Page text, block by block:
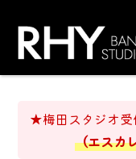
★梅田スタジオ受
（エスカ